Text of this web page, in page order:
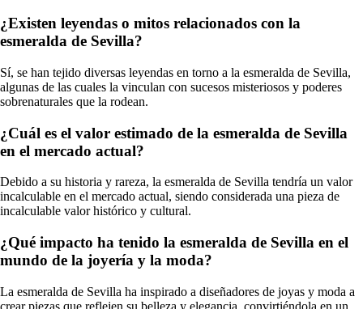
¿Existen leyendas o mitos relacionados con la
esmeralda de Sevilla?
Sí, se han tejido diversas leyendas en torno a la esmeralda de Sevilla,
algunas de las cuales la vinculan con sucesos misteriosos y poderes
sobrenaturales que la rodean.
¿Cuál es el valor estimado de la esmeralda de Sevilla
en el mercado actual?
Debido a su historia y rareza, la esmeralda de Sevilla tendría un valor
incalculable en el mercado actual, siendo considerada una pieza de
incalculable valor histórico y cultural.
¿Qué impacto ha tenido la esmeralda de Sevilla en el
mundo de la joyería y la moda?
La esmeralda de Sevilla ha inspirado a diseñadores de joyas y moda a
crear piezas que reflejen su belleza y elegancia, convirtiéndola en un